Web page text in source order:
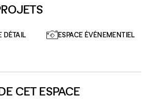
DÉTAIL ESPACE ÉVÉNEMENTIEL
CET ESPACE